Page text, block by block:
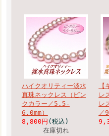
ハイクオリティー淡水
真珠ネックレス（ピン
クカラー／5.5-
6.0mm）
8,800円 (税込)
在庫切れ
レ
レ
／